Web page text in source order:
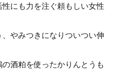
にも力を注ぐ頼もしい女性
やみつきになりついつい伸
酒粕を使ったかりんとうも